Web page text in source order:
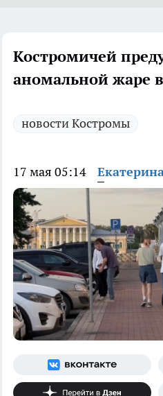
Костромичей
аномальной жаре
новости Костромы
17 мая 05:14